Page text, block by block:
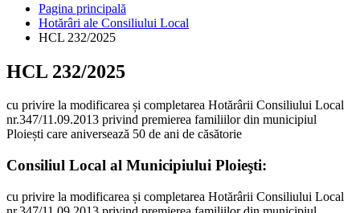
Pagina principală
Hotărâri ale Consiliului Local
HCL 232/2025
HCL 232/2025
cu privire la modificarea și completarea Hotărârii Consiliului Local
nr.347/11.09.2013 privind premierea familiilor din municipiul
Ploiești care aniversează 50 de ani de căsătorie
Consiliul Local al Municipiului Ploieşti:
cu privire la modificarea și completarea Hotărârii Consiliului Local